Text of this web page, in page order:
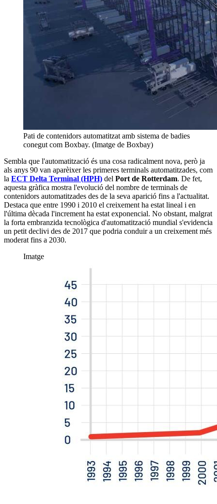
Pati de contenidors automatitzat amb sistema de badies
conegut com Boxbay. (Imatge de Boxbay)
Sembla que l'automatització és una cosa radicalment nova, però ja
als anys 90 van aparèixer les primeres terminals automatitzades, com
la ECT Delta Terminal (HPH) del Port de Rotterdam. De fet,
aquesta gràfica mostra l'evolució del nombre de terminals de
contenidors automatitzades des de la seva aparició fins a l'actualitat.
Destaca que entre 1990 i 2010 el creixement ha estat lineal i en
l'última dècada l'increment ha estat exponencial. No obstant, malgrat
la forta embranzida tecnològica d'automatització mundial s'evidencia
un petit declivi des de 2017 que podria conduir a un creixement més
moderat fins a 2030.
Imatge